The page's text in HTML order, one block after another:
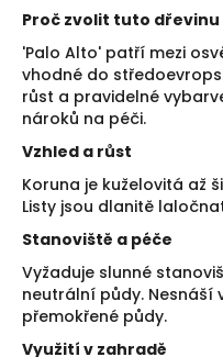
Proč zvolit tuto dřevinu
'Palo Alto' patří mezi
vhodné do
růst a pravidelné
nároků na péči.
Vzhled a růst
Koruna je kuželovitá až
Listy jsou dlanitě
Stanoviště a péče
Vyžaduje slunné
neutrální půdy.
přemokřené půdy.
Využití v zahradě